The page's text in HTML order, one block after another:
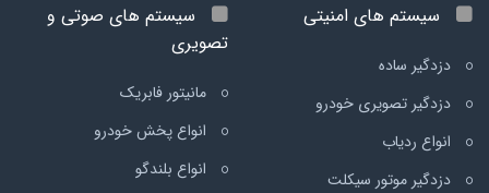
سیستم های امنیتی
دزدگیر ساده
دزدگیر تصویری خودرو
انواع ردیاب
دزدگیر موتور سیکلت
سیستم های صوتی و
تصویری
مانیتور فابریک
انواع پخش خودرو
انواع بلندگو